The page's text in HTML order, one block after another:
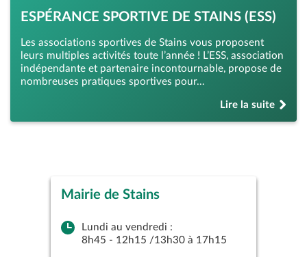
ESPÉRANCE SPORTIVE DE STAINS (ESS)
Les associations sportives de Stains vous proposent
leurs multiples activités toute l’année ! L’ESS, association
indépendante et partenaire incontournable, propose de
nombreuses pratiques sportives pour…
Lire la suite
de « Espérance
Mairie de Stains
Lundi au vendredi :
8h45 - 12h15 /13h30 à 17h15
Piscine Municipale René
lundi Fermé
Studio Théâtre de Stains
19 Rue Carnot, 93240 Stains